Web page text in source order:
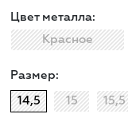
Цвет металла:
Красное
Размер:
14,5 15 15,5